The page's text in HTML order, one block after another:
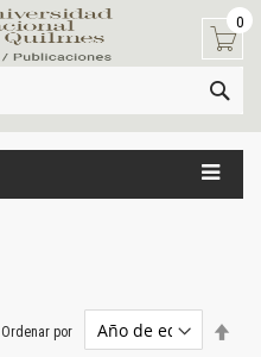
0
Ordenar por